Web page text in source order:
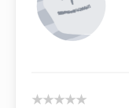
★★★★★